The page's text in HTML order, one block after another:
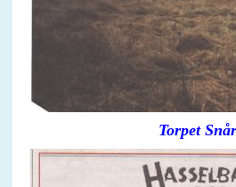
Torpet